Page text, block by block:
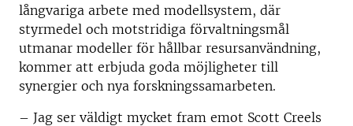
långvariga arbete med modellsystem, där
styrmedel och motstridiga förvaltningsmål
utmanar modeller för hållbar resursanvändning,
kommer att erbjuda goda möjligheter till
synergier och nya forskningssamarbeten.
– Jag ser väldigt mycket fram emot Scott Creels